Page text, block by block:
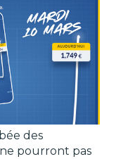
des
pourront pas